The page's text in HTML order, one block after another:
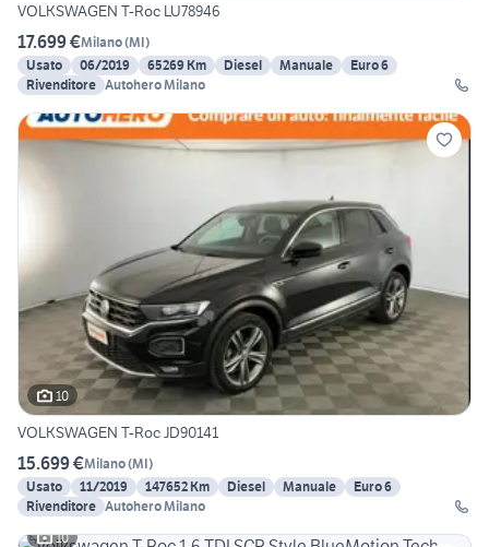
VOLKSWAGEN T-Roc LU78946
17.699 €Milano(MI)
Usato
06/2019 65269 Km Diesel Manuale
Euro 6
Rivenditore Autohero Milano
10
VOLKSWAGEN T-Roc JD90141
15.699 €Milano(MI)
Usato
11/2019 147652 Km Diesel Manuale
Euro 6
Rivenditore Autohero Milano
10